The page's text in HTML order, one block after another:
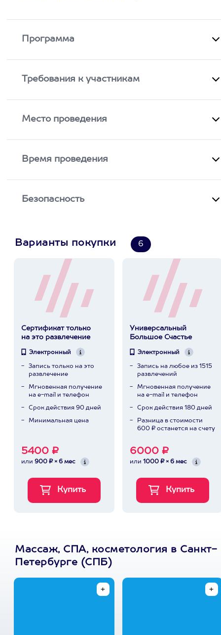
Программа
Требования к участникам
Место проведения
Время проведения
Безопасность
Варианты покупки 6
Сертификат только
на это развлечение
Электронный
Запись только на это
развлечение
Мгновенная получение
на e-mail и телефон
Срок действия 90 дней
Минимальная цена
5400 ₽
или 900 ₽ × 6 мес
Универсальный
Большое Счастье
Электронный
Запись на любое из 1515
развлечений
Мгновенная получение
на e-mail и телефон
Срок действия 180 дней
Разница в стоимости
600 ₽ останется на счету
6000 ₽
или 1000 ₽ × 6 мес
Массаж, СПА, косметология в Санкт-
Петербурге (СПБ)